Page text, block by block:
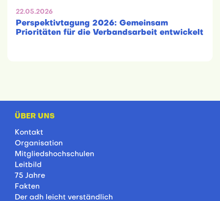
22.05.2026
Perspektivtagung 2026: Gemeinsam
Prioritäten für die Verbandsarbeit entwickelt
ÜBER UNS
Kontakt
Organisation
Mitgliedshochschulen
Leitbild
75 Jahre
Fakten
Der adh leicht verständlich